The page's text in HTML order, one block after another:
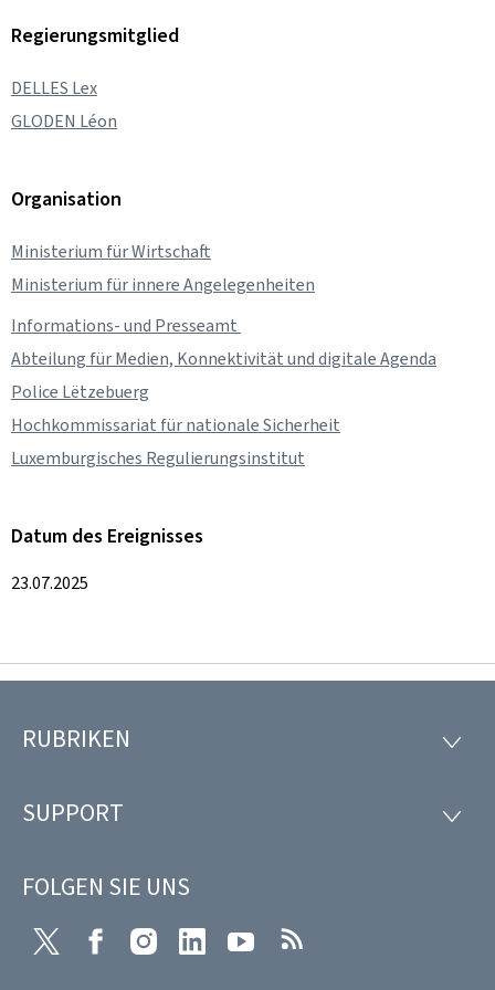
Regierungsmitglied
DELLES Lex
GLODEN Léon
Organisation
Ministerium für Wirtschaft
Ministerium für innere Angelegenheiten
Informations- und Presseamt
Abteilung für Medien, Konnektivität und digitale Agenda
Police Lëtzebuerg
Hochkommissariat für nationale Sicherheit
Luxemburgisches Regulierungsinstitut
Datum des Ereignisses
23.07.2025
Footer
RUBRIKEN
SUPPORT
FOLGEN SIE UNS
Twitter FacebookInstagramLinkedIn Youtube